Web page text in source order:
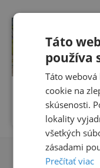
Táto
používa
Táto
cookie na
skúsenosti.
lokality
všetkých
zásadami
Prečítať viac